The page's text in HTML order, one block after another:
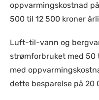
oppvarmingskostnad
500 til 12 500 kroner
Luft-til-vann og
strømforbruket med 50
med
dette besparelse på 20